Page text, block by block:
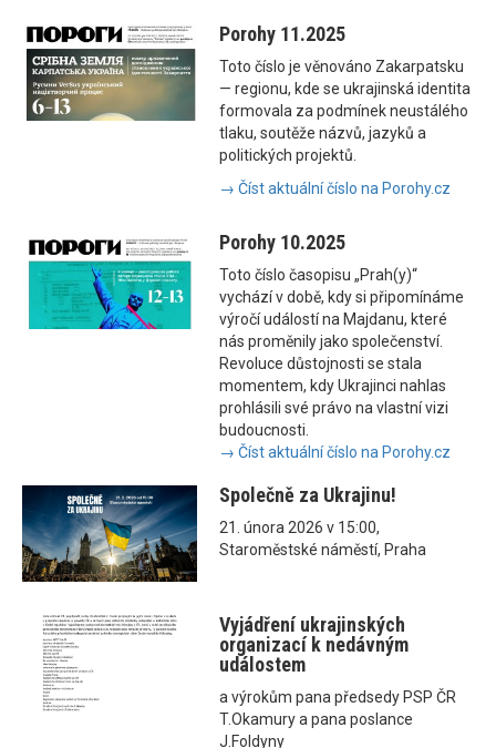
Porohy 11.2025
Toto číslo je věnováno Zakarpatsku
— regionu, kde se ukrajinská identita
formovala za podmínek neustálého
tlaku, soutěže názvů, jazyků a
politických projektů.
→ Číst aktuální číslo na Porohy.cz
Porohy 10.2025
Toto číslo časopisu „Prah(y)“
vychází v době, kdy si připomínáme
výročí událostí na Majdanu, které
nás proměnily jako společenství.
Revoluce důstojnosti se stala
momentem, kdy Ukrajinci nahlas
prohlásili své právo na vlastní vizi
budoucnosti.
→ Číst aktuální číslo na Porohy.cz
Společně za Ukrajinu!
21. února 2026 v 15:00,
Staroměstské náměstí, Praha
Vyjádření ukrajinských
organizací k nedávným
událostem
a výrokům pana předsedy PSP ČR
T.Okamury a pana poslance
J.Foldyny